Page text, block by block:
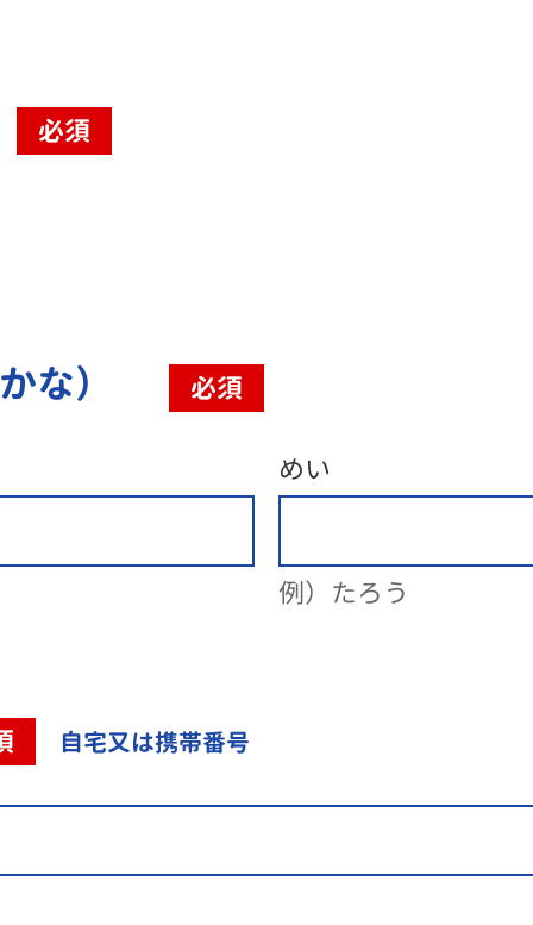
必須
な） 必須
めい
例）たろう
自宅又は携帯番号